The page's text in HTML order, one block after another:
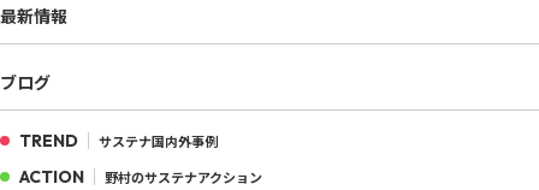
最新情報
ブログ
TREND サステナ国内外事例
ACTION 野村のサステナアクション